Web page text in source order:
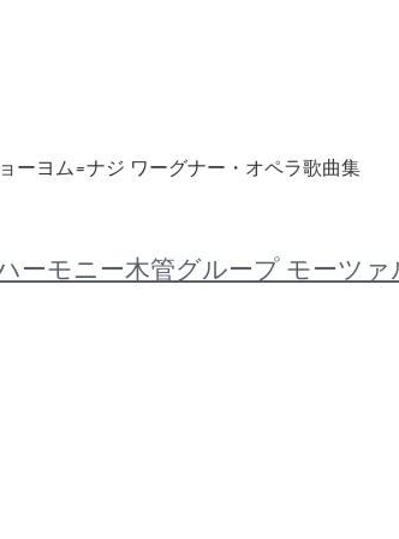
ーヨム=ナジ ワーグナー・オペラ歌曲集
ーモニー木管グループ モーツ